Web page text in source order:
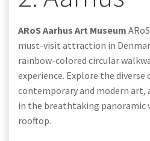
ARoS Aarhus Art Museum
must-visit attraction in
rainbow-colored circular
experience. Explore the
contemporary and modern
in the breathtaking panoramic
rooftop.